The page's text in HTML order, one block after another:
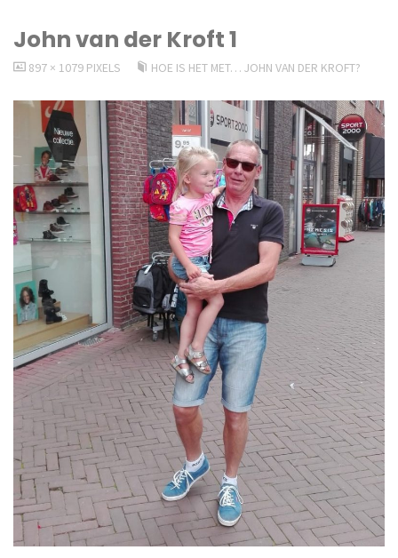
John van der Kroft 1
VOLLEDIGE
897 × 1079 PIXELS HOE IS HET MET… JOHN VAN DER KROFT?